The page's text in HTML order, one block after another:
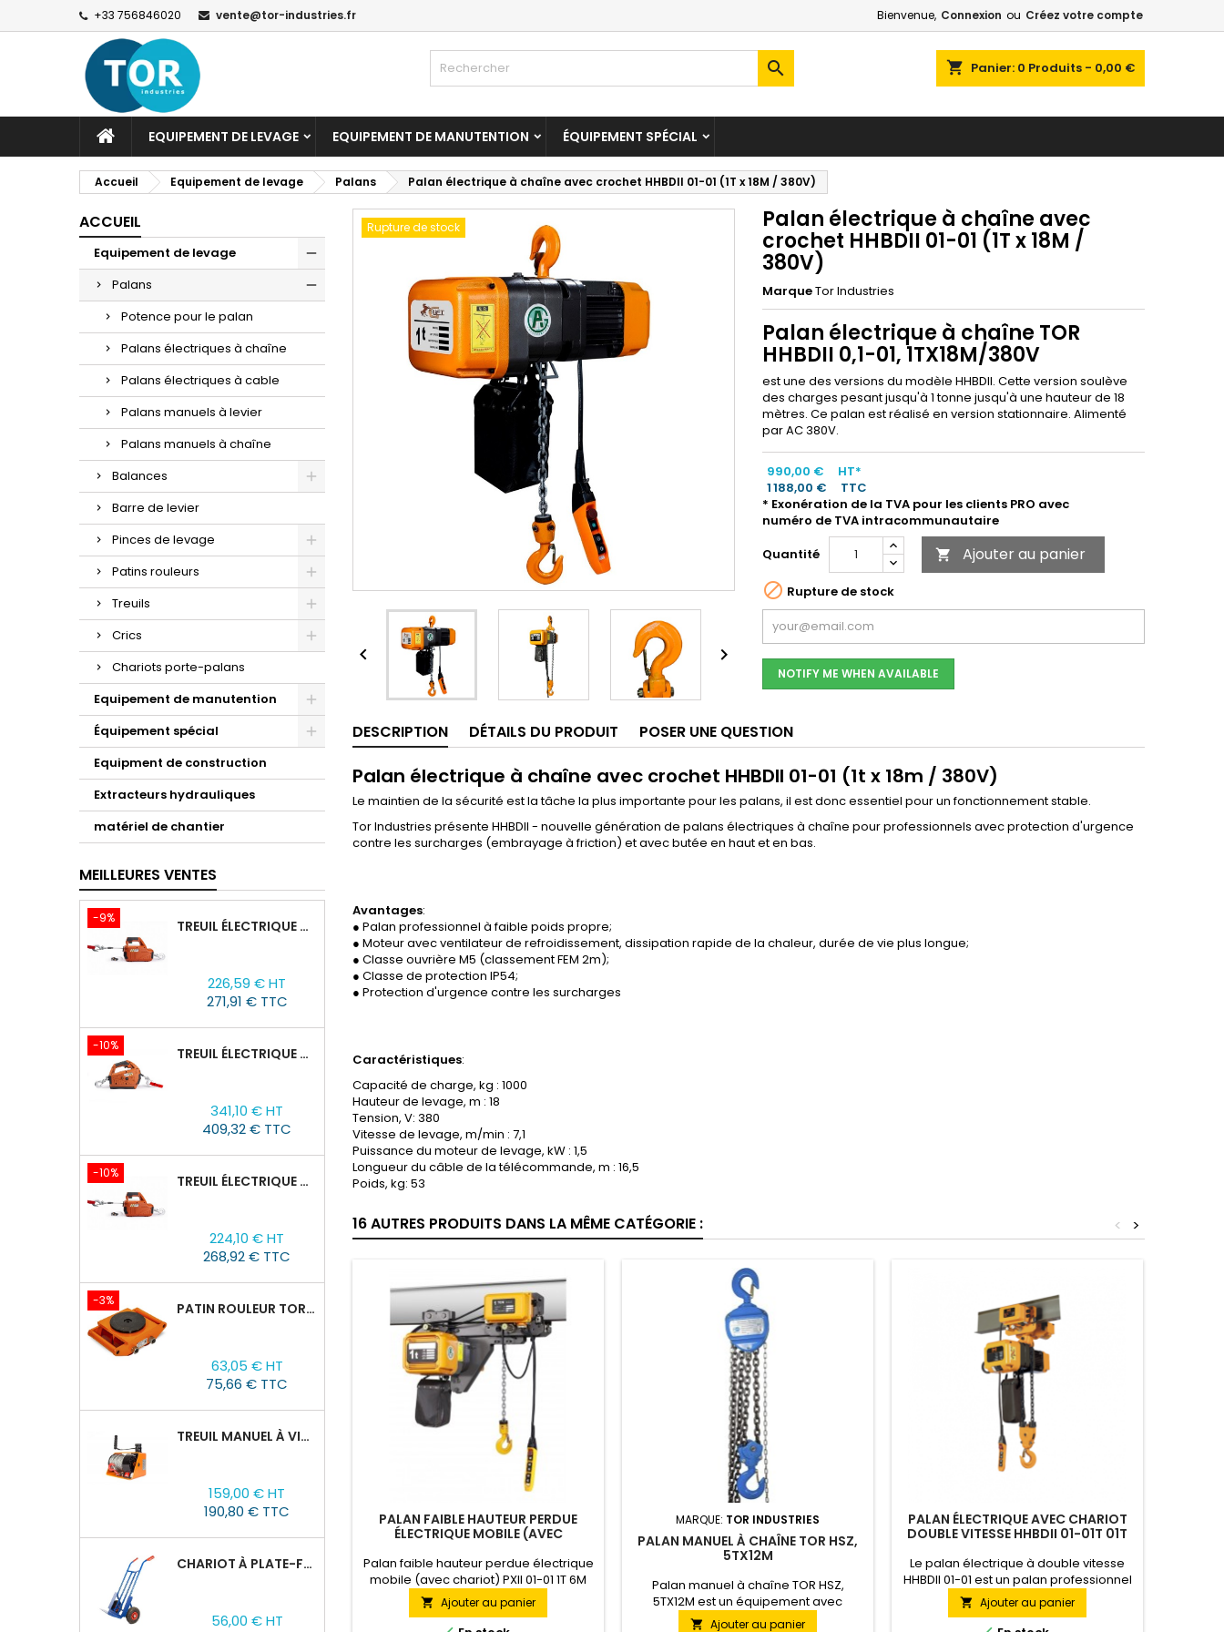
+33 756846020 vente@tor-industries.fr Bienvenue, Connexion ou Créez votre compte
shopping_cart Panier: 0 Produits - 0,00 €

EQUIPEMENT DE LEVAGE EQUIPEMENT DE MANUTENTION ÉQUIPEMENT SPÉCIAL
Accueil Equipement de levage Palans Palan électrique à chaîne avec crochet HHBDII 01-01 (1T x 18M / 380V)
ACCUEIL
Equipement de levage
Palans
Potence pour le palan
Palans électriques à chaîne
Palans électriques à cable
Palans manuels à levier
Palans manuels à chaîne
Balances
Barre de levier
Pinces de levage
Patins rouleurs
Treuils
Crics
Chariots porte-palans
Equipement de manutention
Équipement spécial
Equipment de construction
Extracteurs hydrauliques
matériel de chantier
MEILLEURES VENTES
-9% TREUIL ÉLECTRIQUE PORTABLE AVEC TÉLÉCOMMANDE TOR SQ-02-450KG/4.6M
base
226,59 € HT
271,91 € TTC
-10% TREUIL ÉLECTRIQUE PORTABLE À BATTERIE TOR SQ-05-450KG/4.6M
base
341,10 € HT
409,32 € TTC
-10% TREUIL ÉLECTRIQUE PORTABLE AVEC TÉLÉCOMMANDE TOR SQ-04-250KG/8M
base
224,10 € HT
268,92 € TTC
-3% PATIN ROULEUR TOR CRA-4 : 6T
base
63,05 € HT
75,66 € TTC
TREUIL MANUEL À VIS SANS FIN VS500, 0,5TX25M
159,00 € HT
190,80 € TTC
CHARIOT À PLATE-FORME TOR HT 300
56,00 € HT
Rupture de stock
 
Palan électrique à chaîne avec
crochet HHBDII 01-01 (1T x 18M /
380V)
MarqueTor Industries
Palan électrique à chaîne TOR
HHBDII 0,1-01, 1TX18M/380V
est une des versions du modèle HHBDII. Cette version soulève
des charges pesant jusqu'à 1 tonne jusqu'à une hauteur de 18
mètres. Ce palan est réalisé en version stationnaire. Alimenté
par AC 380V.
990,00 €
HT*
1 188,00 €
TTC
* Exonération de la TVA pour les clients PRO avec
numéro de TVA intracommunautaire
Quantité
 Ajouter au panier
 Rupture de stock
NOTIFY ME WHEN AVAILABLE
DESCRIPTION DÉTAILS DU PRODUIT POSER UNE QUESTION
Palan électrique à chaîne avec crochet HHBDII 01-01 (1t x 18m / 380V)
Le maintien de la sécurité est la tâche la plus importante pour les palans, il est donc essentiel pour un fonctionnement stable.
Tor Industries présente HHBDII - nouvelle génération de palans électriques à chaîne pour professionnels avec protection d'urgence
contre les surcharges (embrayage à friction) et avec butée en haut et en bas.
Avantages:
● Palan professionnel à faible poids propre;
● Moteur avec ventilateur de refroidissement, dissipation rapide de la chaleur, durée de vie plus longue;
● Classe ouvrière M5 (classement FEM 2m);
● Classe de protection IP54;
● Protection d'urgence contre les surcharges
Caractéristiques:
Capacité de charge, kg : 1000
Hauteur de levage, m : 18
Tension, V: 380
Vitesse de levage, m/min : 7,1
Puissance du moteur de levage, kW : 1,5
Longueur du câble de la télécommande, m : 16,5
Poids, kg: 53
16 AUTRES PRODUITS DANS LA MÊME CATÉGORIE : >
<
PALAN FAIBLE HAUTEUR PERDUE
ÉLECTRIQUE MOBILE (AVEC
Palan faible hauteur perdue électrique
mobile (avec chariot) PXII 01-01 1T 6M
380V Le palan électrique PX est un
palan professionnel fiable et moderne,
 Ajouter au panier
MARQUE: TOR INDUSTRIES
PALAN MANUEL À CHAÎNE TOR HSZ,
5TX12M
Palan manuel à chaîne TOR HSZ,
5TX12M est un équipement avec
fonctionnement fiable. Le facteur de
 Ajouter au panier
PALAN ÉLECTRIQUE AVEC CHARIOT
DOUBLE VITESSE HHBDII 01-01T 01T
Le palan électrique à double vitesse
HHBDII 01-01 est un palan professionnel
fiable et moderne utilisant une chaîne
pour soulever des charges de 1 000kg
 Ajouter au panier